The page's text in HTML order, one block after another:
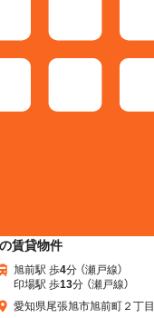
賃貸物件
旭前駅 歩4分 （瀬戸線）
印場駅 歩13分 （瀬戸線）
愛知県尾張旭市旭前町２丁目